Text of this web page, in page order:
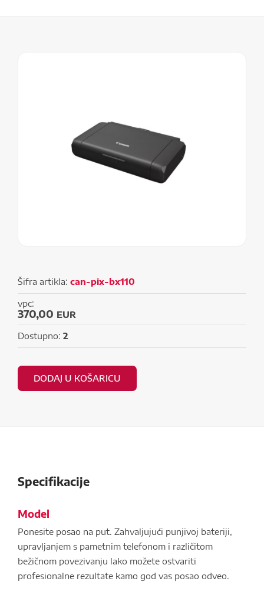
Šifra artikla: can-pix-bx110
vpc:
370,00 EUR
Dostupno: 2
DODAJ U KOŠARICU
Specifikacije
Model
Ponesite posao na put. Zahvaljujući punjivoj bateriji,
upravljanjem s pametnim telefonom i različitom
bežičnom povezivanju lako možete ostvariti
profesionalne rezultate kamo god vas posao odveo.